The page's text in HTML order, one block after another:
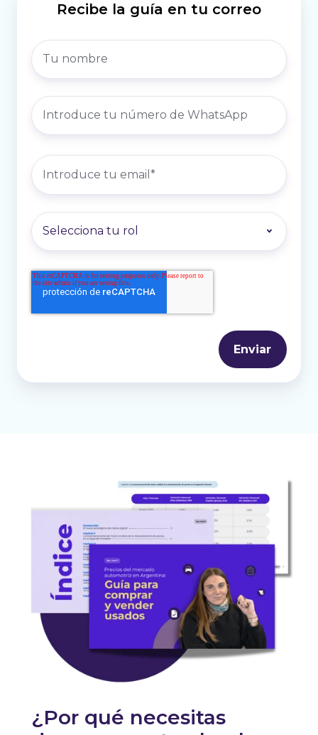
Recibe la guía en tu correo
¿Por qué necesitas